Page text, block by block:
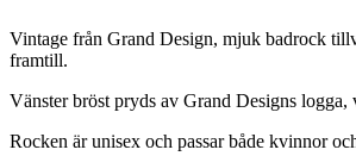
Vintage från Grand Design, mjuk badrock
framtill.
Vänster bröst pryds av Grand Designs
Rocken är unisex och passar både kvinnor